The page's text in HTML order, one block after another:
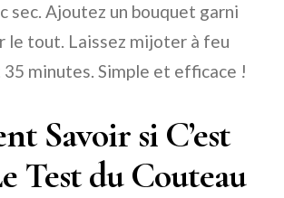
sec. Ajoutez un bouquet garni
le tout. Laissez mijoter à feu
minutes. Simple et efficace !
Savoir si C’est
Test du Couteau